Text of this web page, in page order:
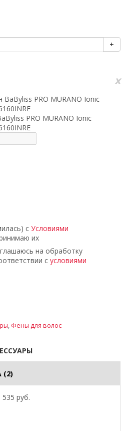
+
x
PRO MURANO Ionic
с Условиями
их
на обработку
с условиями
, Фены для волос
(2)
535 руб.